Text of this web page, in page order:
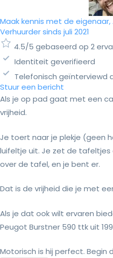
Maak kennis met de eigenaar,
Verhuurder sinds juli 2021
4.5/5 gebaseerd op 2
Identiteit geverifieerd
Telefonisch geïnterviewd
Stuur een bericht
Als je op pad gaat met een
vrijheid.
Je toert naar je plekje (geen
luifeltje uit. Je zet de tafeltjes
over de tafel, en je bent er.
Dat is de vrijheid die je met
Als je dat ook wilt ervaren
Peugot Burstner 590 ttk uit
Motorisch is hij perfect. Begin